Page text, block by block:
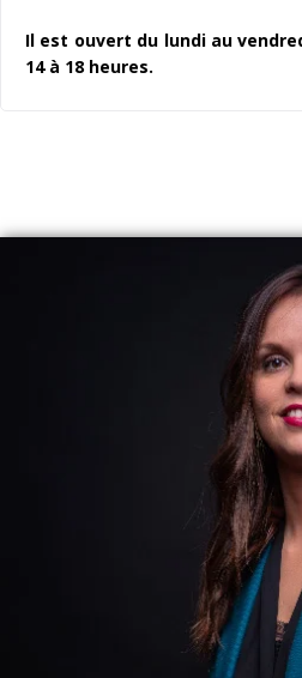
Il est ouvert du lundi au
14 à 18 heures.